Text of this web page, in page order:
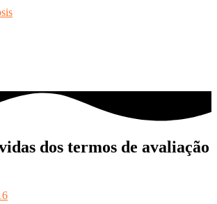
dos termos de avaliação